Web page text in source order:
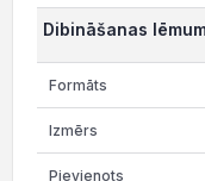
Dibināšanas